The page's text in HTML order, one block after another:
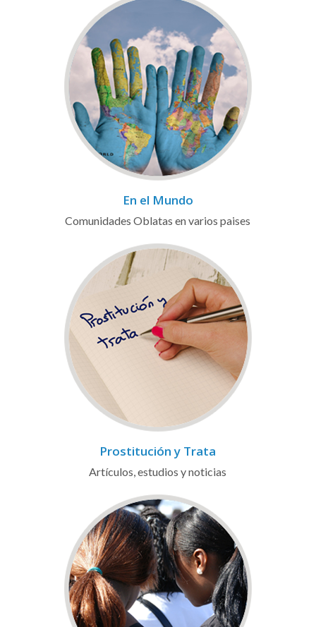
En el Mundo
Comunidades Oblatas en varios paises
Prostitución y Trata
Artículos, estudios y noticias